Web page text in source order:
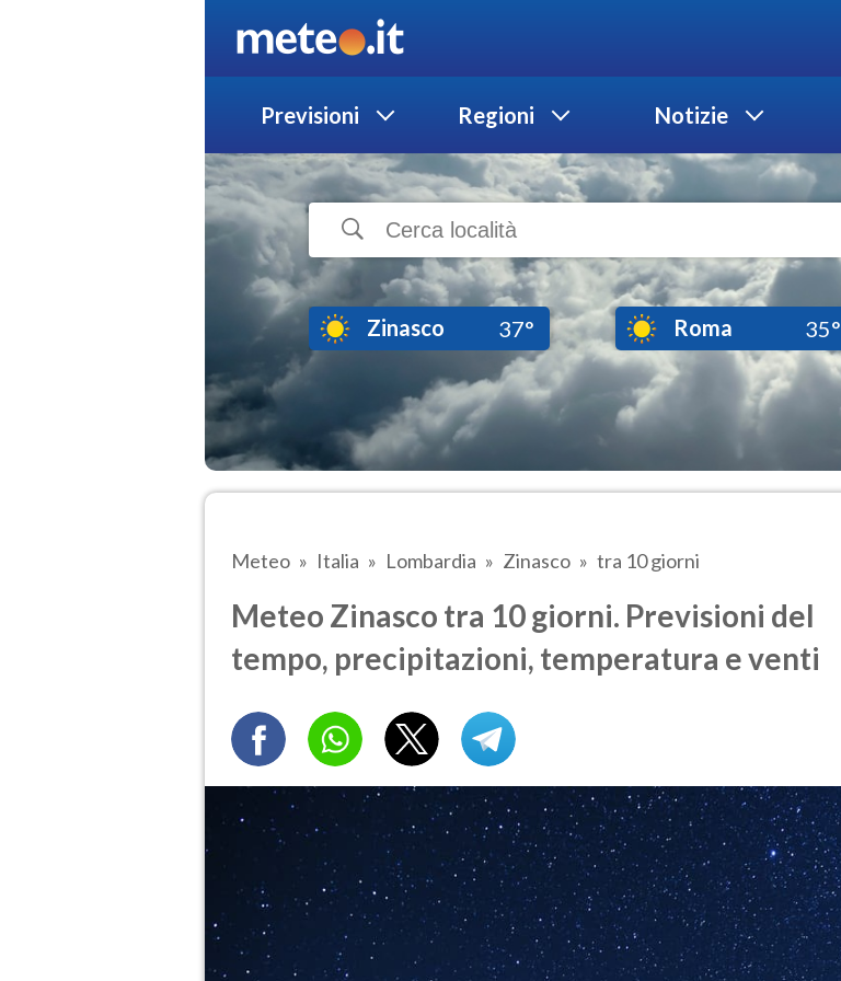
Previsioni Regioni Notizie
Zinasco 37° Roma 35°
Meteo Italia Lombardia Zinasco tra 10 giorni
Meteo Zinasco tra 10 giorni. Previsioni del
tempo, precipitazioni, temperatura e venti